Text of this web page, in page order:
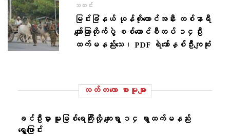
သတင်း
မြင်းခြံနယ် ယုန်တိုးတောင်အနီး တစ်နာရီ
ကျော်ကြာတိုက်ပွဲ စစ်ကောင်စီတပ် ၁၄ဦး
ထက်မနည်းသေ၊ PDF ရဲဘော်နှစ်ဦးကျဆုံး
လတ်တ‌လော စာမူများ
ခင်ဦးမှာ မူးမြစ်ရေကြီးလို့ ကျေးရွာ ၁၄ ရွာထက်မနည်း
ရွှေ့ပြောင်း